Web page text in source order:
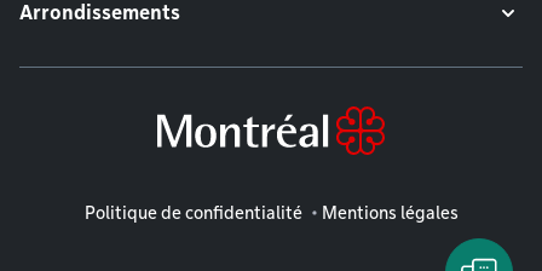
Arrondissements
Mentions légales
Politique de confidentialité Mentions légales